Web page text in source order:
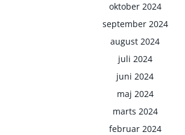
oktober 2024
september 2024
august 2024
juli 2024
juni 2024
maj 2024
marts 2024
februar 2024